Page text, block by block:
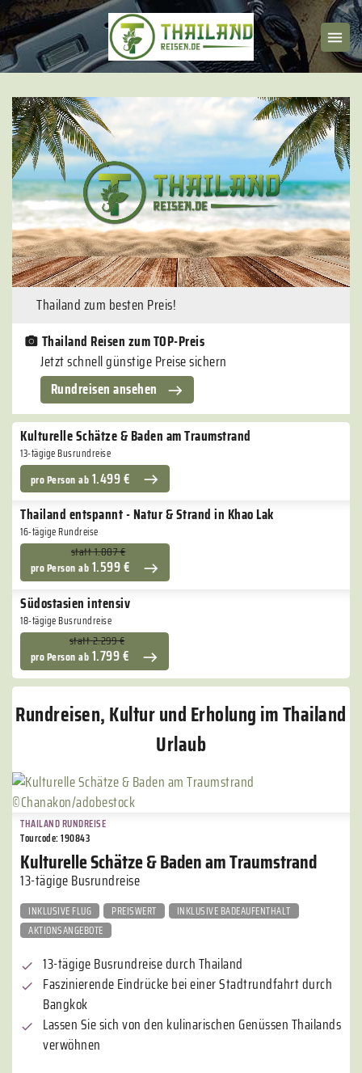
Thailand zum besten Preis!
Thailand Reisen zum TOP-Preis
Jetzt schnell günstige Preise sichern
Rundreisen ansehen
Kulturelle Schätze & Baden am Traumstrand
13-tägige Busrundreise
pro Person ab1.499 €
Thailand entspannt - Natur & Strand in Khao Lak
16-tägige Rundreise
statt1.887 €
pro Person ab1.599 €
Südostasien intensiv
18-tägige Busrundreise
statt2.299 €
pro Person ab1.799 €
Rundreisen, Kultur und Erholung im Thailand
Urlaub
THAILAND RUNDREISE
Tourcode: 190843
Kulturelle Schätze & Baden am Traumstrand
13-tägige Busrundreise
INKLUSIVE FLUG PREISWERT
INKLUSIVE BADEAUFENTHALT
AKTIONSANGEBOTE
13-tägige Busrundreise durch Thailand
Faszinierende Eindrücke bei einer Stadtrundfahrt durch
Bangkok
Lassen Sie sich von den kulinarischen Genüssen Thailands
verwöhnen